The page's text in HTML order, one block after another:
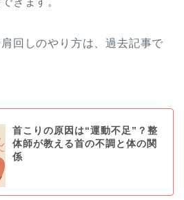
回しのやり方は、過去記事で
首こりの原因は“運動不足”？整
体師が教える首の不調と体の関
係